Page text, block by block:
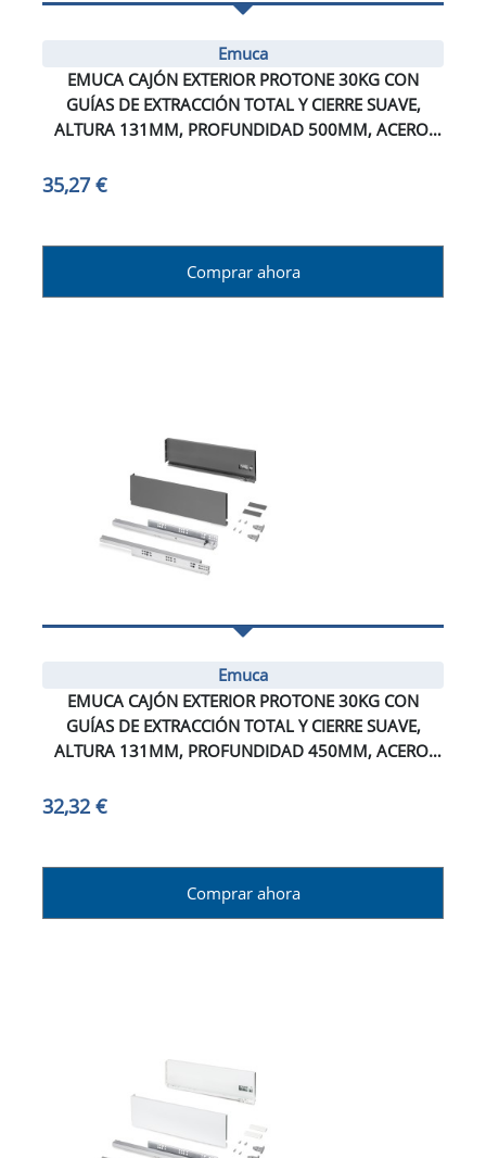
Emuca
EMUCA CAJÓN EXTERIOR PROTONE 30KG CON
GUÍAS DE EXTRACCIÓN TOTAL Y CIERRE SUAVE,
ALTURA 131MM, PROFUNDIDAD 500MM, ACERO,
35,27 €
Comprar ahora
Emuca
EMUCA CAJÓN EXTERIOR PROTONE 30KG CON
GUÍAS DE EXTRACCIÓN TOTAL Y CIERRE SUAVE,
ALTURA 131MM, PROFUNDIDAD 450MM, ACERO,
32,32 €
Comprar ahora